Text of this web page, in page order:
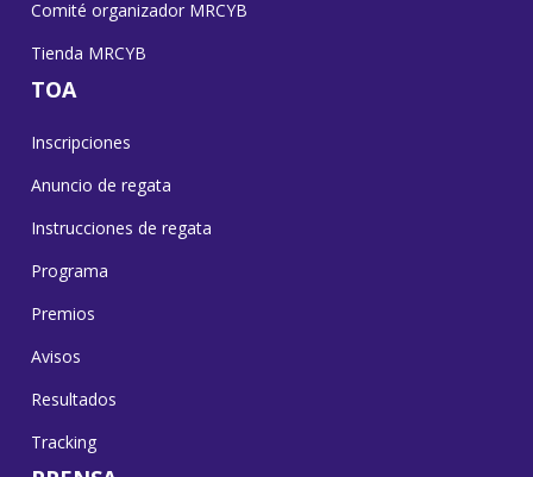
Comité organizador MRCYB
Tienda MRCYB
TOA
Inscripciones
Anuncio de regata
Instrucciones de regata
Programa
Premios
Avisos
Resultados
Tracking